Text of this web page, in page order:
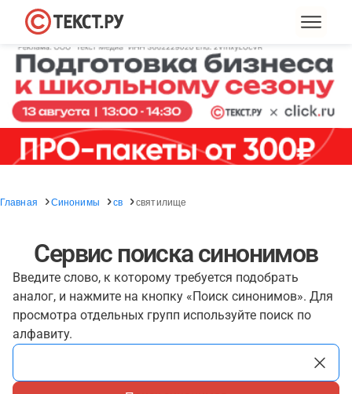
Главная Синонимы св святилище
Сервис поиска синонимов
Введите слово, к которому требуется подобрать
аналог, и нажмите на кнопку «Поиск синонимов». Для
просмотра отдельных групп используйте поиск по
алфавиту.